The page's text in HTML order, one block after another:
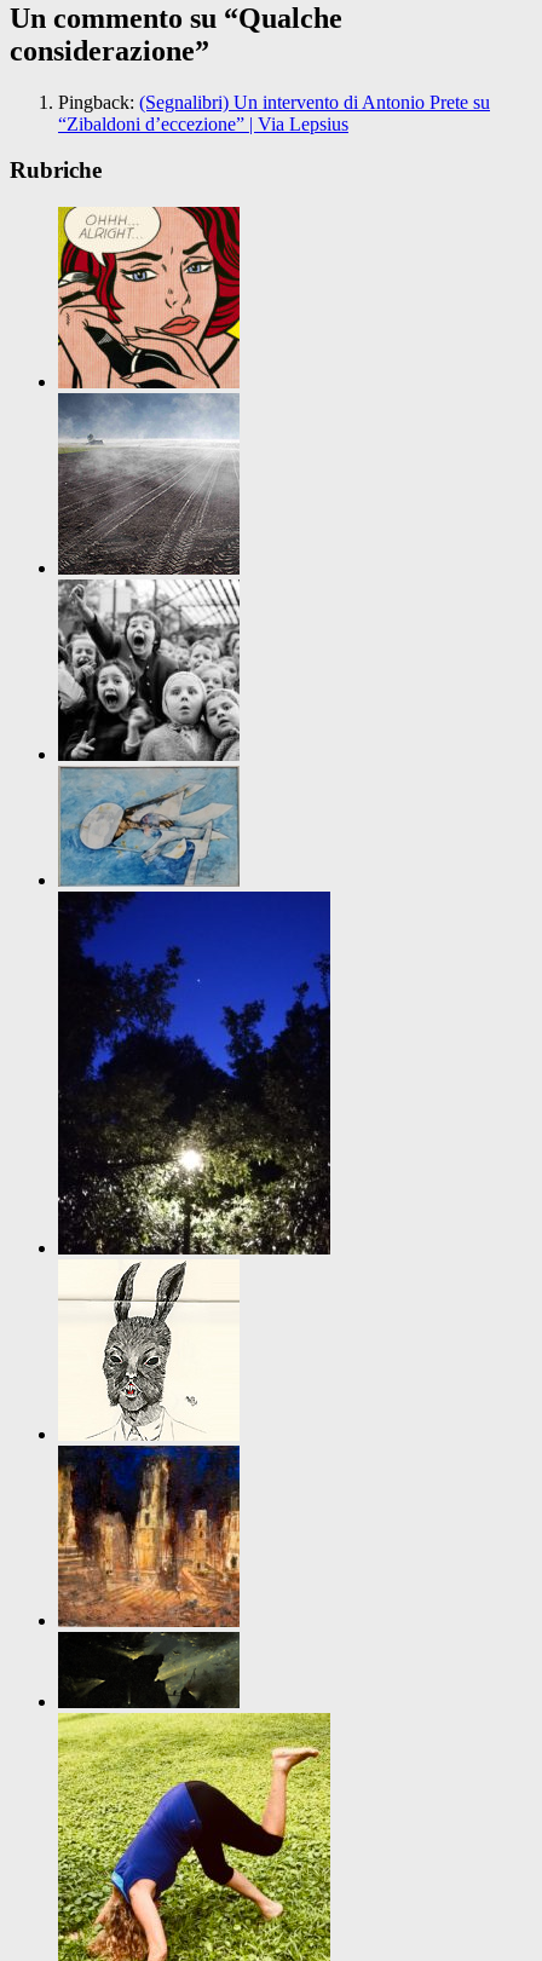
Un commento su “Qualche
considerazione”
Pingback: (Segnalibri) Un intervento di Antonio Prete su
“Zibaldoni d’eccezione” | Via Lepsius
Rubriche